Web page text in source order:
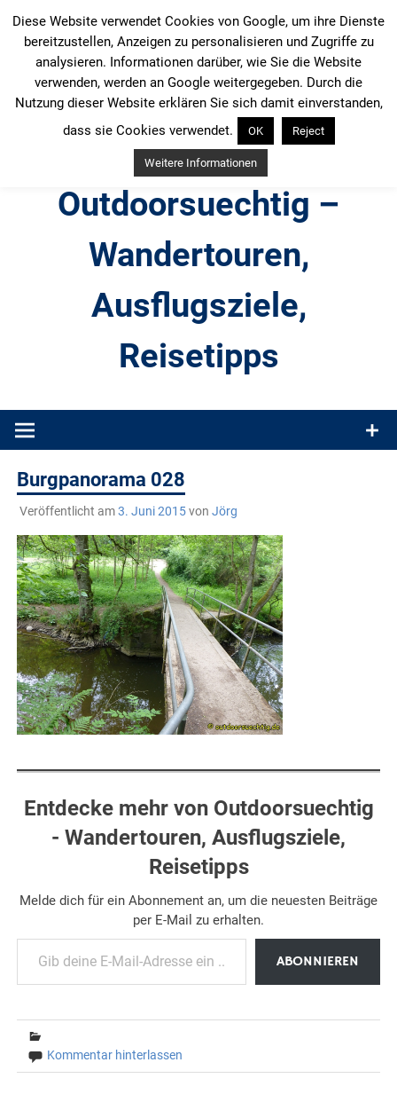
Inhalt
springen
Outdoorsuechtig –
Wandertouren,
Ausflugsziele,
Reisetipps
Produkttests und Buchrezensionen. Ein Blog für alle, die gern
Burgpanorama 028
Veröffentlicht am3. Juni 2015von Jörg
Entdecke mehr von Outdoorsuechtig
- Wandertouren, Ausflugsziele,
Reisetipps
Melde dich für ein Abonnement an, um die neuesten Beiträge
per E-Mail zu erhalten.
Gib deine E-Mail-Adresse ein ...
ABONNIEREN
Kommentar hinterlassen
Diese Website verwendet Cookies von Google, um ihre Dienste
bereitzustellen, Anzeigen zu personalisieren und Zugriffe zu
analysieren. Informationen darüber, wie Sie die Website
verwenden, werden an Google weitergegeben. Durch die
Nutzung dieser Website erklären Sie sich damit einverstanden,
dass sie Cookies verwendet.
OK Reject
Weitere Informationen